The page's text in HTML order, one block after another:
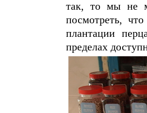
так, то мы не
посмотреть,
плантации
пределах